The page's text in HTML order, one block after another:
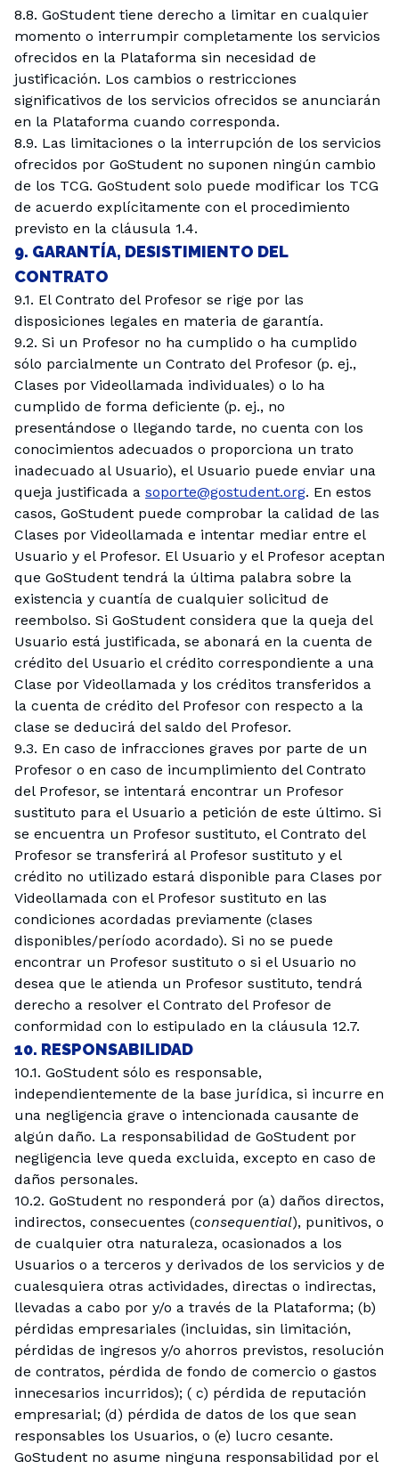
8.8. GoStudent tiene derecho a limitar en cualquier
momento o interrumpir completamente los servicios
ofrecidos en la Plataforma sin necesidad de
justificación. Los cambios o restricciones
significativos de los servicios ofrecidos se anunciarán
en la Plataforma cuando corresponda.
8.9. Las limitaciones o la interrupción de los servicios
ofrecidos por GoStudent no suponen ningún cambio
de los TCG. GoStudent solo puede modificar los TCG
de acuerdo explícitamente con el procedimiento
previsto en la cláusula 1.4.
9. GARANTÍA, DESISTIMIENTO DEL
CONTRATO
9.1. El Contrato del Profesor se rige por las
disposiciones legales en materia de garantía.
9.2. Si un Profesor no ha cumplido o ha cumplido
sólo parcialmente un Contrato del Profesor (p. ej.,
Clases por Videollamada individuales) o lo ha
cumplido de forma deficiente (p. ej., no
presentándose o llegando tarde, no cuenta con los
conocimientos adecuados o proporciona un trato
inadecuado al Usuario), el Usuario puede enviar una
queja justificada a soporte@gostudent.org. En estos
casos, GoStudent puede comprobar la calidad de las
Clases por Videollamada e intentar mediar entre el
Usuario y el Profesor. El Usuario y el Profesor aceptan
que GoStudent tendrá la última palabra sobre la
existencia y cuantía de cualquier solicitud de
reembolso. Si GoStudent considera que la queja del
Usuario está justificada, se abonará en la cuenta de
crédito del Usuario el crédito correspondiente a una
Clase por Videollamada y los créditos transferidos a
la cuenta de crédito del Profesor con respecto a la
clase se deducirá del saldo del Profesor.
9.3. En caso de infracciones graves por parte de un
Profesor o en caso de incumplimiento del Contrato
del Profesor, se intentará encontrar un Profesor
sustituto para el Usuario a petición de este último. Si
se encuentra un Profesor sustituto, el Contrato del
Profesor se transferirá al Profesor sustituto y el
crédito no utilizado estará disponible para Clases por
Videollamada con el Profesor sustituto en las
condiciones acordadas previamente (clases
disponibles/período acordado). Si no se puede
encontrar un Profesor sustituto o si el Usuario no
desea que le atienda un Profesor sustituto, tendrá
derecho a resolver el Contrato del Profesor de
conformidad con lo estipulado en la cláusula 12.7.
10. RESPONSABILIDAD
10.1. GoStudent sólo es responsable,
independientemente de la base jurídica, si incurre en
una negligencia grave o intencionada causante de
algún daño. La responsabilidad de GoStudent por
negligencia leve queda excluida, excepto en caso de
daños personales.
10.2. GoStudent no responderá por (a) daños directos,
indirectos, consecuentes (consequential), punitivos, o
de cualquier otra naturaleza, ocasionados a los
Usuarios o a terceros y derivados de los servicios y de
cualesquiera otras actividades, directas o indirectas,
llevadas a cabo por y/o a través de la Plataforma; (b)
pérdidas empresariales (incluidas, sin limitación,
pérdidas de ingresos y/o ahorros previstos, resolución
de contratos, pérdida de fondo de comercio o gastos
innecesarios incurridos); ( c) pérdida de reputación
empresarial; (d) pérdida de datos de los que sean
responsables los Usuarios, o (e) lucro cesante.
GoStudent no asume ninguna responsabilidad por el